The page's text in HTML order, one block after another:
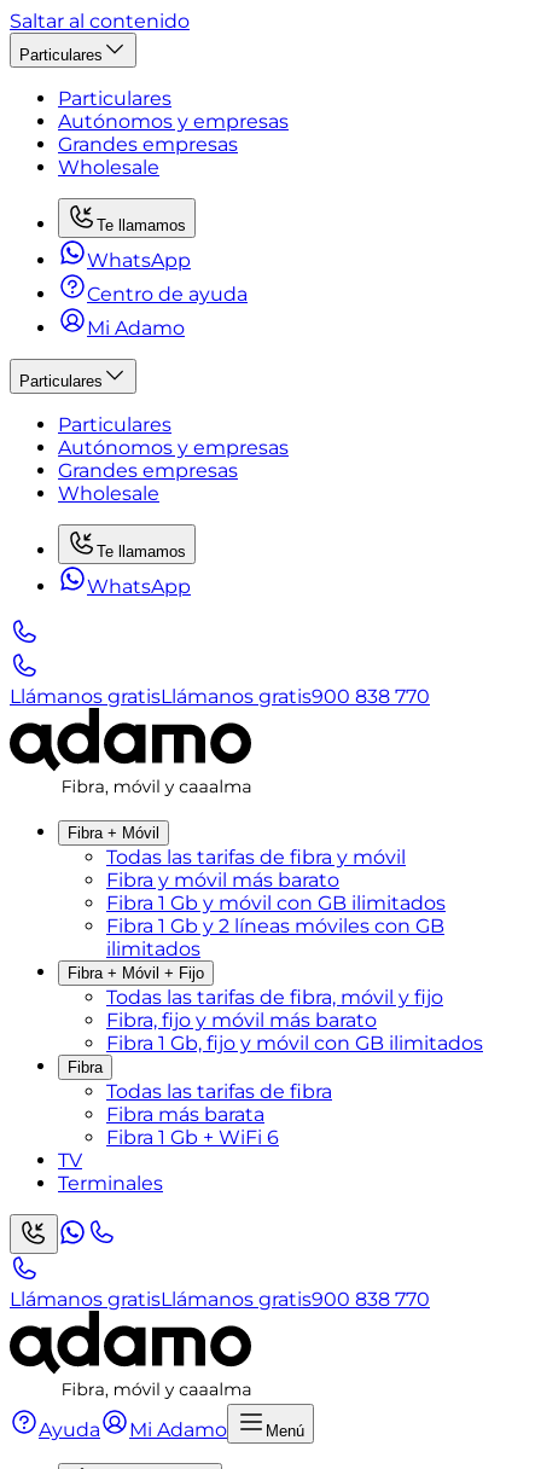
Saltar al contenido
Particulares
Particulares
Autónomos y empresas
Grandes empresas
Wholesale
Te llamamos
WhatsApp
Centro de ayuda
Mi Adamo
Particulares
Particulares
Autónomos y empresas
Grandes empresas
Wholesale
Te llamamos
WhatsApp
Llámanos gratisLlámanos gratis900 838 770
Fibra + Móvil
Todas las tarifas de fibra y móvil
Fibra y móvil más barato
Fibra 1 Gb y móvil con GB ilimitados
Fibra 1 Gb y 2 líneas móviles con GB
ilimitados
Fibra + Móvil + Fijo
Todas las tarifas de fibra, móvil y fijo
Fibra, fijo y móvil más barato
Fibra 1 Gb, fijo y móvil con GB ilimitados
Fibra
Todas las tarifas de fibra
Fibra más barata
Fibra 1 Gb + WiFi 6
TV
Terminales
Llámanos gratisLlámanos gratis900 838 770
Ayuda Mi Adamo Menú